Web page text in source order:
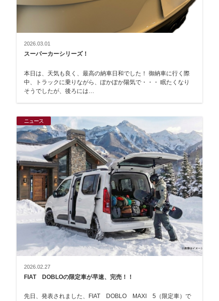
2026.03.01
スーパーカーシリーズ！
本日は、天気も良く、最高の納車日和でした！ 御納車に行く際
中、トラックに乗りながら、ぽかぽか陽気で・・・ 眠たくなり
そうでしたが、後ろには…
ニュース
2026.02.27
FIAT DOBLOの限定車が早速、完売！！
先日、発表されました、FIAT DOBLO MAXI 5（限定車）で